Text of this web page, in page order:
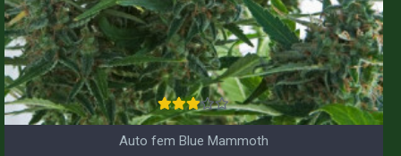
Auto fem Blue Mammoth